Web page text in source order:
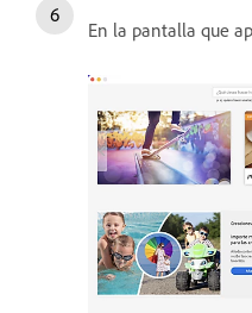
En la pantalla que